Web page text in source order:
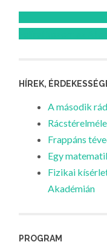
HÍREK,
A második
Frappáns
Egy
Fizikai
Akadémián
PROGRAM